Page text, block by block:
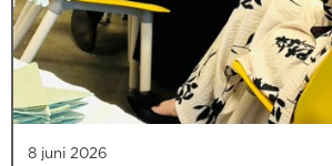
8 juni 2026